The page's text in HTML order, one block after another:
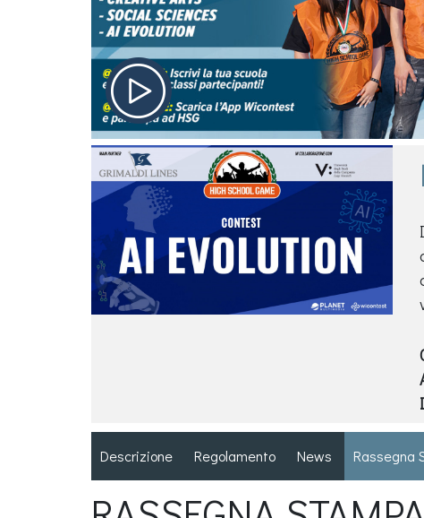
Descrizione Regolamento News Rassegna